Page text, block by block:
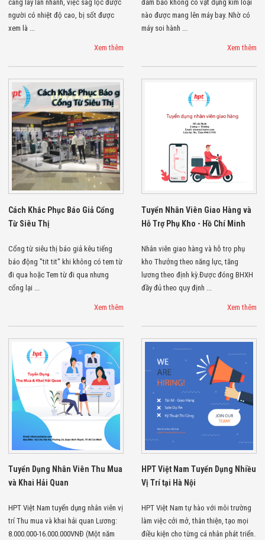
Đội
Dự Án Khối Nhà
Xưởng -
Tin Khuyến Mãi
Tin Tuyển Dụng
Liên Hệ
càng lây lan nhanh, việc sàg lọc được
người có nhiệt độ cao, bị sốt được
xem là ...
Xem thêm
đảm bảo không có vật dụng kim loại
nào được mang lên máy bay. Nhờ có
máy soi hành ...
Xem thêm
Cách Khắc Phục Báo Giả Cổng
Từ Siêu Thị
Cổng từ siêu thị báo giả kêu tiếng
báo động "tit tit" khi không có tem từ
đi qua hoặc Tem từ đi qua nhưng
cổng lại ...
Xem thêm
Tuyển Nhân Viên Giao Hàng và
Hỗ Trợ Phụ Kho - Hồ Chí Minh
Nhân viên giao hàng và hỗ trọ phụ
kho Thưởng theo năng lực, tăng
lương theo định kỳ.Được đóng BHXH
đầy đủ theo quy định ...
Xem thêm
Tuyển Dụng Nhân Viên Thu Mua
và Khai Hải Quan
HPT Việt Nam tuyển dụng nhân viên vị
trí Thu mua và khai hải quan Lương:
8.000.000-16.000.000VNĐ (Một năm
HPT Việt Nam Tuyển Dụng Nhiều
Vị Trí tại Hà Nội
HPT Việt Nam tự hào với môi trường
làm việc cởi mở, thân thiện, tạo mọi
điều kiện cho từng cá nhân phát triển.